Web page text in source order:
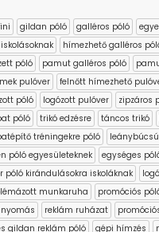
gildan póló galléros póló
hímezhető galléros
póló
pamut galléros póló
pulóver
felnőtt hímezhető
póló
logózott pulóver zipzáros
póló
trikó edzésre táncos trikó
tréningekre póló
póló egyesületeknek
egységes
póló kirándulásokra iskoláknak
munkaruha
promóciós
reklám ruházat
gildan reklám póló
gépi hímzés